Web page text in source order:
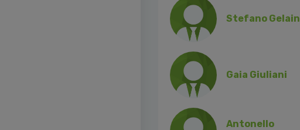
Stefano Gelain
Gaia Giuliani
Antonello